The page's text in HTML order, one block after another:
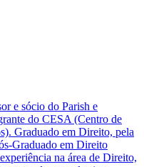
e sócio do Parish e
do CESA (Centro de
Graduado em Direito, pela
Graduado em Direito
na área de Direito,